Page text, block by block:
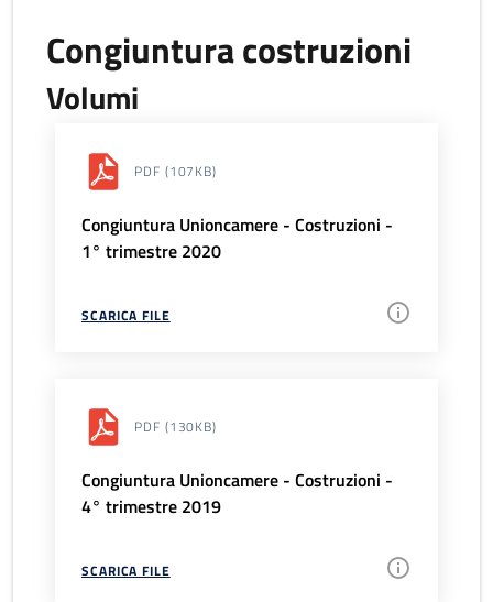
Congiuntura costruzioni
Volumi
PDF (107KB)
Congiuntura Unioncamere - Costruzioni -
1° trimestre 2020
SCARICA FILE
PDF (130KB)
Congiuntura Unioncamere - Costruzioni -
4° trimestre 2019
SCARICA FILE